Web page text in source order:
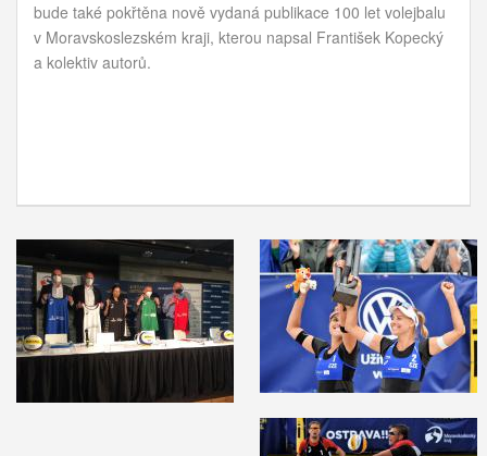
bude také pokřtěna nově vydaná publikace 100 let volejbalu
v Moravskoslezském kraji, kterou napsal František Kopecký
a kolektiv autorů.